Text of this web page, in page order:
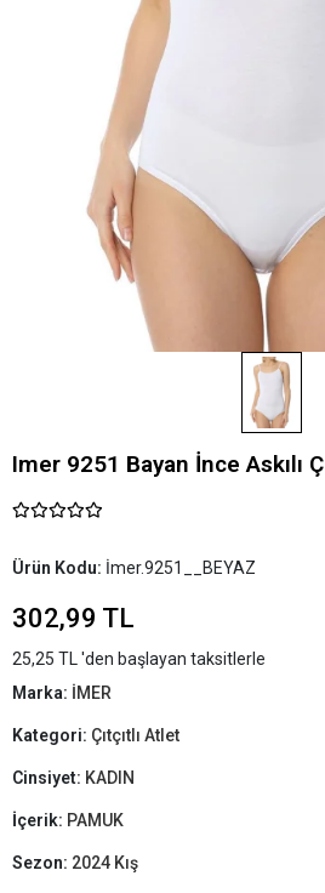
Imer 9251 Bayan İnce Askılı
Ürün Kodu: İmer.9251__BEYAZ
302,99 TL
25,25 TL 'den başlayan taksitlerle
Marka: İMER
Kategori: Çıtçıtlı Atlet
Cinsiyet: KADIN
İçerik: PAMUK
Sezon: 2024 Kış